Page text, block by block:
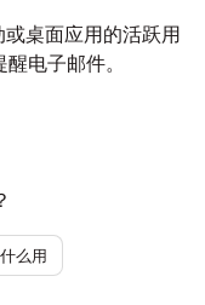
桌面应用的活跃用
电子邮件。
么用